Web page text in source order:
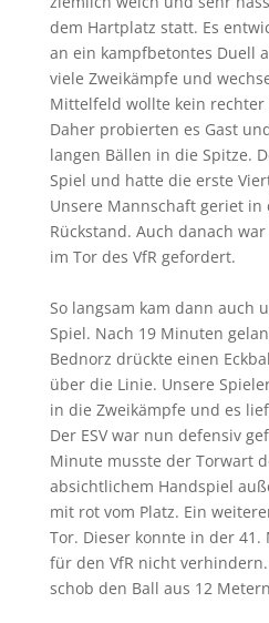
dem Hartplatz statt. Es
an ein kampfbetontes Duell
viele Zweikämpfe und
Mittelfeld wollte kein rechter
Daher probierten es Gast
langen Bällen in die Spitze.
Spiel und hatte die erste
Unsere Mannschaft geriet
Rückstand. Auch danach
im Tor des VfR gefordert.
So langsam kam dann auch
Spiel. Nach 19 Minuten
Bednorz drückte einen
über die Linie. Unsere
in die Zweikämpfe und es
Der ESV war nun defensiv
Minute musste der Torwart
absichtlichem Handspiel
mit rot vom Platz. Ein
Tor. Dieser konnte in der
für den VfR nicht
schob den Ball aus 12